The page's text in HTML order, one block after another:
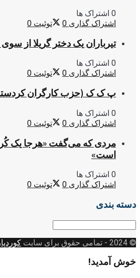
0 اشتراک ها
اشتراک گذاری 0 توئیت 0
تیرباران یک دختر گریلا از
0 اشتراک ها
اشتراک گذاری 0 توئیت 0
پ ک ک (حزب کارگران
0 اشتراک ها
اشتراک گذاری 0 توئیت 0
مردی که می‌گفت «هرجا یک
است»
0 اشتراک ها
اشتراک گذاری 0 توئیت 0
دسته بندی
دسته
© 2024
- تمامی حقوق برای سایت
خوش آمدید!